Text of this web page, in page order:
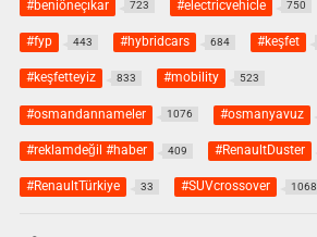
#beniöneçıkar 723 #electricvehicle 750
#fyp 443 #hybridcars 684 #keşfet
#keşfetteyiz 833 #mobility 523
#osmandannameler 1076 #osmanyavuz
#reklamdeğil #haber 409 #RenaultDuster
#RenaultTürkiye 33 #SUVcrossover 1068